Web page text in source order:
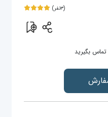
(۳نفر)
بگیرید